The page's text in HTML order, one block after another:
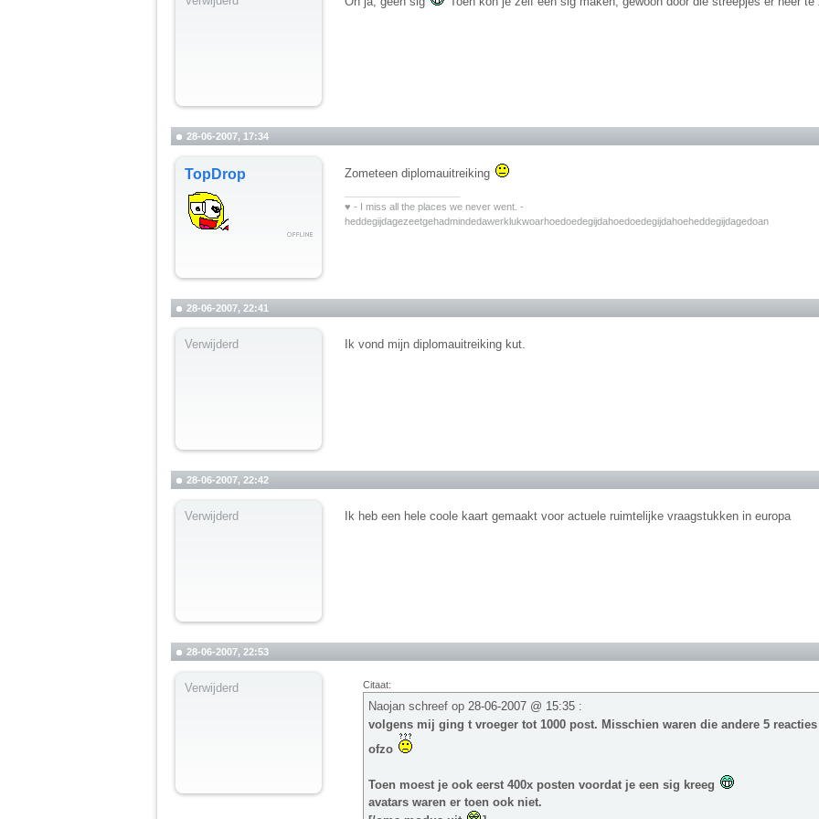
28-06-2007, 17:34
TopDrop
Zometeen diplomauitreiking
♥ - I miss all the places we never went. -
heddegijdagezeetgehadmindedawerklukwoarhoedoedegijdahoedoedegijdahoeheddegijdagedoan
28-06-2007, 22:41
Verwijderd Ik vond mijn diplomauitreiking kut.
28-06-2007, 22:42
Verwijderd Ik heb een hele coole kaart gemaakt voor actuele ruimtelijke vraagstukken in europa
28-06-2007, 22:53
Verwijderd Citaat:
Naojan schreef op 28-06-2007 @ 15:35 :
volgens mij ging t vroeger tot 1000 post. Misschien waren die andere 5
ofzo
Toen moest je ook eerst 400x posten voordat je een sig kreeg
avatars waren er toen ook niet.